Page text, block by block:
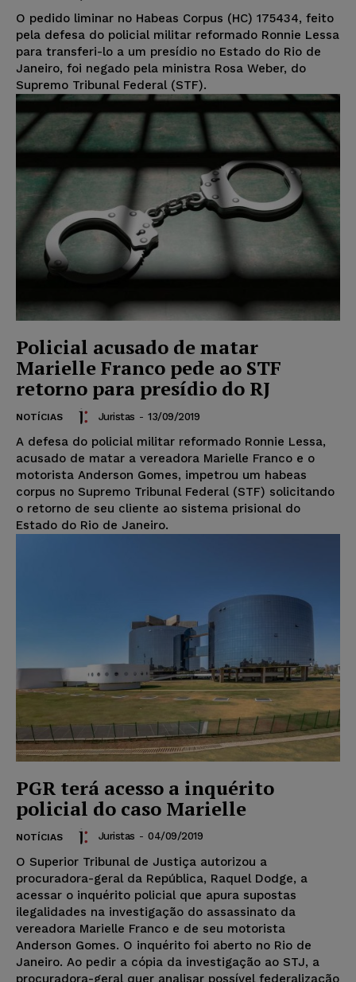
O pedido liminar no Habeas Corpus (HC) 175434, feito
pela defesa do policial militar reformado Ronnie Lessa
para transferi-lo a um presídio no Estado do Rio de
Janeiro, foi negado pela ministra Rosa Weber, do
Supremo Tribunal Federal (STF).
Policial acusado de matar
Marielle Franco pede ao STF
retorno para presídio do RJ
NOTÍCIAS Juristas - 13/09/2019
A defesa do policial militar reformado Ronnie Lessa,
acusado de matar a vereadora Marielle Franco e o
motorista Anderson Gomes, impetrou um habeas
corpus no Supremo Tribunal Federal (STF) solicitando
o retorno de seu cliente ao sistema prisional do
Estado do Rio de Janeiro.
PGR terá acesso a inquérito
policial do caso Marielle
NOTÍCIAS Juristas - 04/09/2019
O Superior Tribunal de Justiça autorizou a
procuradora-geral da República, Raquel Dodge, a
acessar o inquérito policial que apura supostas
ilegalidades na investigação do assassinato da
vereadora Marielle Franco e de seu motorista
Anderson Gomes. O inquérito foi aberto no Rio de
Janeiro. Ao pedir a cópia da investigação ao STJ, a
procuradora-geral quer analisar possível federalização